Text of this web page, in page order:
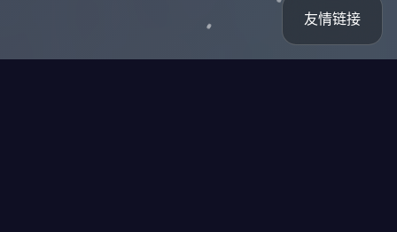
友情链接